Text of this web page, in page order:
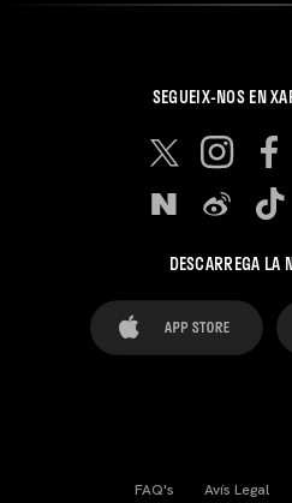
SEGUEIX-NOS EN
DESCARREGA LA
FAQ's Avís Legal